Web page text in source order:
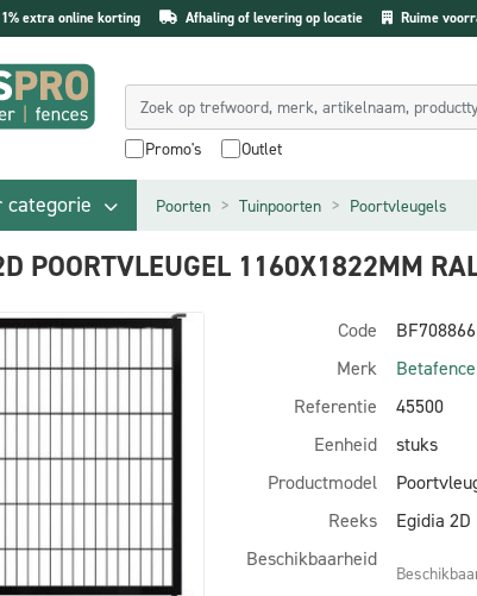
1% extra online korting Afhaling of levering op locatie Ruime
Promo's Outlet
categorie Poorten Tuinpoorten Poortvleugels
POORTVLEUGEL 1160X1822MM
Code
Merk
Betafence
Referentie
45500
Eenheid
stuks
Productmodel
Reeks
Egidia 2D
Beschikbaarheid